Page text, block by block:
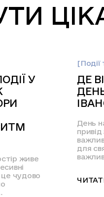
У
живе
це чудово
[Події
ДЕ
День
для